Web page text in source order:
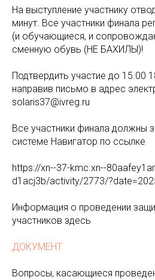
На выступление участнику
минут. Все участники финала
(и обучающиеся, и
сменную обувь (НЕ БАХИЛЫ)!
Подтвердить участие до 15.00
направив письмо в адрес
solaris37@ivreg.ru
Все участники финала должны
системе Навигатор по ссылке
https://xn--37-kmc.xn--
d1acj3b/activity/2773/
Информация о проведении
участников здесь
ДОКУМЕНТ
Вопросы, касающиеся